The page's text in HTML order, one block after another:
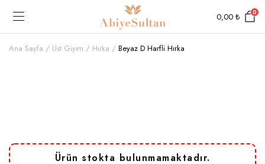
0,00 ₺ 0
Ana Sayfa Üst Giyim Hırka Beyaz D Harfli Hırka
Ürün stokta bulunmamaktadır.